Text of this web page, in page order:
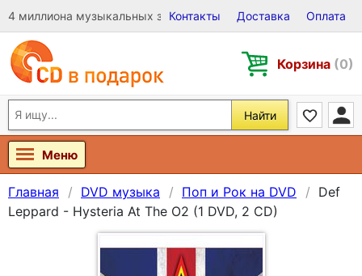
4 миллиона музыкальных записей на Виниле, CD и DVD
Контакты Доставка Оплата
Корзина (0)
Найти
Меню
Главная DVD музыка Поп и Рок на DVD
Def
Leppard - Hysteria At The O2 (1 DVD, 2 CD)